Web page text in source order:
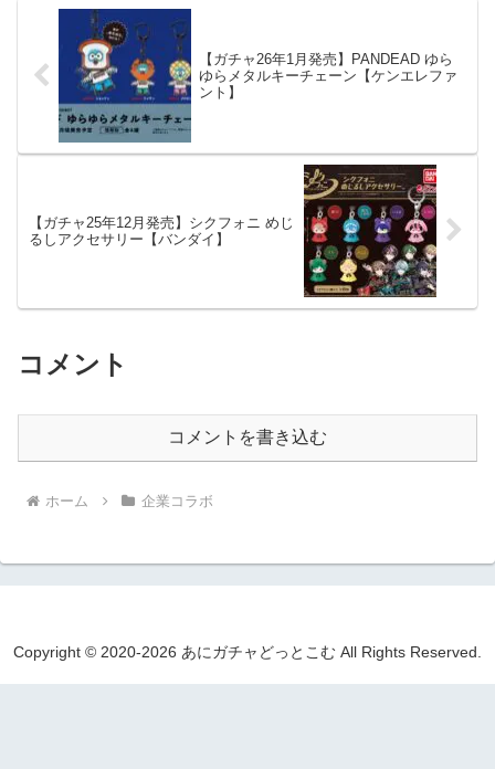
【ガチャ26年1月発売】PANDEAD ゆら
ゆらメタルキーチェーン【ケンエレファ
ント】
【ガチャ25年12月発売】シクフォニ めじ
るしアクセサリー【バンダイ】
コメント
コメントを書き込む
ホーム 企業コラボ
Copyright © 2020-2026 あにガチャどっとこむ All Rights Reserved.